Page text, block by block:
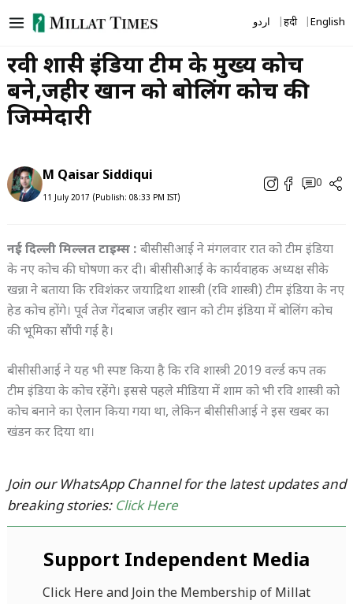
to
content
اردو हिंदी English
रवी शास्त्री इंडिया टीम के मुख्य कोच
बने,जहीर खान को बोलिंग कोच की
जिम्मेदारी
M Qaisar Siddiqui
11 July 2017 (Publish: 08:33 PM IST)
0
नई दिल्ली मिल्लत टाइम्स : बीसीसीआई ने मंगलवार रात को टीम इंडिया
के नए कोच की घोषणा कर दी। बीसीसीआई के कार्यवाहक अध्यक्ष सीके
खन्ना ने बताया कि रविशंकर जयाद्रिथा शास्त्री (रवि शास्त्री) टीम इंडिया के नए
हेड कोच होंगे। पूर्व तेज गेंदबाज जहीर खान को टीम इंडिया में बोलिंग कोच
की भूमिका सौंपी गई है।
बीसीसीआई ने यह भी स्पष्ट किया है कि रवि शास्त्री 2019 वर्ल्ड कप तक
टीम इंडिया के कोच रहेंगे। इससे पहले मीडिया में शाम को भी रवि शास्त्री को
कोच बनाने का ऐलान किया गया था, लेकिन बीसीसीआई ने इस खबर का
खंडन कर दिया था।
Join our WhatsApp Channel for the latest updates and
breaking stories: Click Here
Support Independent Media
Click Here and Join the Membership of Millat